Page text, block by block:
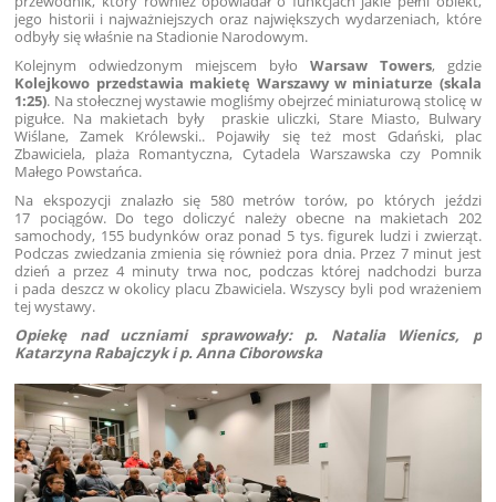
jego historii i najważniejszych oraz największych wydarzeniach, które
odbyły się właśnie na Stadionie Narodowym.
Kolejnym odwiedzonym miejscem było Warsaw Towers, gdzie
Kolejkowo przedstawia makietę Warszawy w miniaturze (skala
1:25). Na stołecznej wystawie mogliśmy obejrzeć miniaturową stolicę w
pigułce. Na makietach były praskie uliczki, Stare Miasto, Bulwary
Wiślane, Zamek Królewski.. Pojawiły się też most Gdański, plac
Zbawiciela, plaża Romantyczna, Cytadela Warszawska czy Pomnik
Małego Powstańca.
Na ekspozycji znalazło się 580 metrów torów, po których jeździ
17 pociągów. Do tego doliczyć należy obecne na makietach 202
samochody, 155 budynków oraz ponad 5 tys. figurek ludzi i zwierząt.
Podczas zwiedzania zmienia się również pora dnia. Przez 7 minut jest
dzień a przez 4 minuty trwa noc, podczas której nadchodzi burza
i pada deszcz w okolicy placu Zbawiciela. Wszyscy byli pod wrażeniem
tej wystawy.
Opiekę nad uczniami sprawowały: p. Natalia Wienics, p
Katarzyna Rabajczyk i p. Anna Ciborowska